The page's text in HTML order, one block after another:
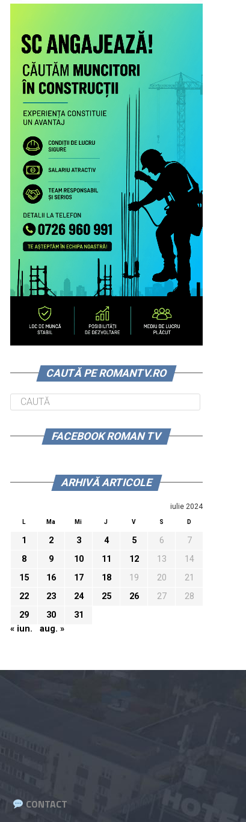
CAUTĂ PE ROMANTV.RO
FACEBOOK ROMAN TV
ARHIVĂ ARTICOLE
iulie 2024
L Ma Mi J V S D
1 2 3 4 5 6
7
8
9 10 11 12 13
14
15
16 17 18 19 20
21
22
23 24 25 26 27
28
29
30
31
« iun.
aug. »
CONTACT